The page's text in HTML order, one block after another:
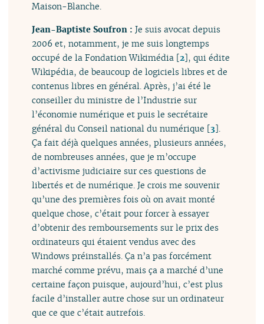
Maison-Blanche.
Jean-Baptiste Soufron :Je suis avocat depuis
2006 et, notamment, je me suis longtemps
occupé de la Fondation Wikimédia [2], qui édite
Wikipédia, de beaucoup de logiciels libres et de
contenus libres en général. Après, j’ai été le
conseiller du ministre de l’Industrie sur
l’économie numérique et puis le secrétaire
général du Conseil national du numérique [3]
Ça fait déjà quelques années, plusieurs années,
de nombreuses années, que je m’occupe
d’activisme judiciaire sur ces questions de
libertés et de numérique. Je crois me souvenir
qu’une des premières fois où on avait monté
quelque chose, c’était pour forcer à essayer
d’obtenir des remboursements sur le prix des
ordinateurs qui étaient vendus avec des
Windows préinstallés. Ça n’a pas forcément
marché comme prévu, mais ça a marché d’une
certaine façon puisque, aujourd’hui, c’est plus
facile d’installer autre chose sur un ordinateur
que ce que c’était autrefois.